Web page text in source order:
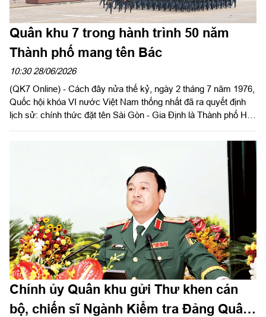
Quân khu 7 trong hành trình 50 năm
Thành phố mang tên Bác
10:30 28/06/2026
(QK7 Online) - Cách đây nửa thế kỷ, ngày 2 tháng 7 năm 1976,
Quốc hội khóa VI nước Việt Nam thống nhất đã ra quyết định
lịch sử: chính thức đặt tên Sài Gòn - Gia Định là Thành phố Hồ
tự hào vô bờ bến của Đảng bộ, chính quyền và nhân dân Thành
phố, mà còn mở ra một hành trình vĩ đại — hành trình hồi sinh
từ đổ nát chiến tranh, kiên cường vượt qua muôn vàn thác
ghềnh để khẳng định vị thế đầu tàu kinh tế, văn hóa, khoa học -
công nghệ và chủ động hội nhập quốc tế của cả nước. Trên
chặng đường đầy gian truân nhưng oanh liệt ấy, Lực lượng vũ
trang (LLVT) Quân khu 7 luôn đóng vai trò là lực lượng nòng
cốt, là chỗ dựa vững vàng để giữ vững bình yên, tạo bệ phóng
cho “Hòn ngọc Viễn Đông” tỏa sáng.
Chính ủy Quân khu gửi Thư khen cán
bộ, chiến sĩ Ngành Kiểm tra Đảng Quân